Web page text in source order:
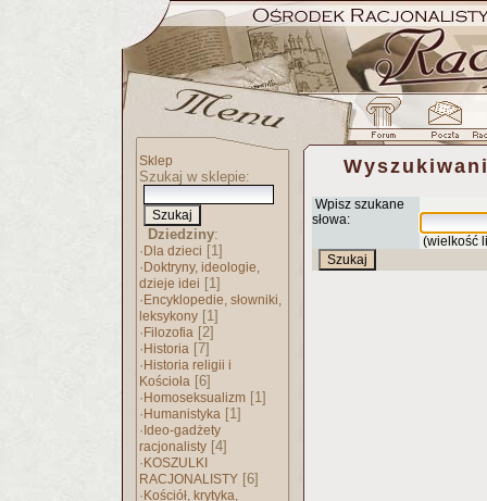
Sklep
Szukaj w sklepie:
Dziedziny:
· Dla dzieci [1]
· Doktryny, ideologie,
dzieje idei [1]
· Encyklopedie, słowniki,
leksykony [1]
· Filozofia [2]
· Historia [7]
· Historia religii i
Kościoła [6]
· Homoseksualizm [1]
· Humanistyka [1]
· Ideo-gadżety
racjonalisty [4]
· KOSZULKI
RACJONALISTY [6]
· Kościół, krytyka,
Wpisz szukane
słowa:
(wielkość